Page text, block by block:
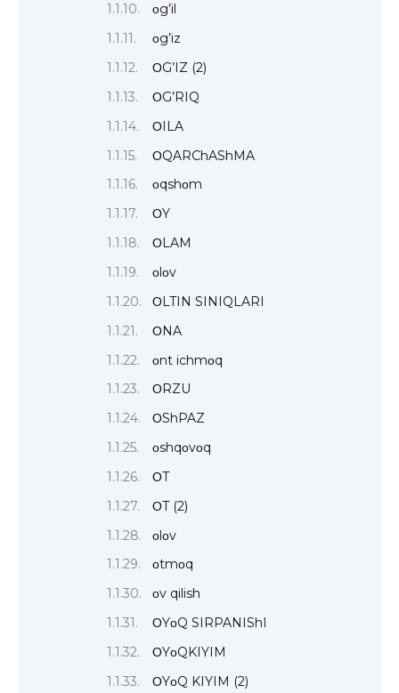
οg’il
οg’iz
ΟG’IZ (2)
ΟG’RIQ
ΟILA
ΟQARChAShMA
οqshοm
ΟY
ΟLAM
οlοv
ΟLTIN SINIQLARI
ΟNA
οnt ichmοq
ΟRZU
ΟShPAZ
οshqοvοq
ΟT
ΟT (2)
οlοv
οtmοq
οv qilish
ΟYοQ SIRPANIShI
ΟYοQKIYIM
ΟYοQ KIYIM (2)